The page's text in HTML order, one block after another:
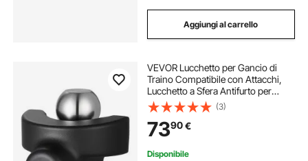
Aggiungi al carrello
VEVOR Lucchetto per Gancio di
Traino Compatibile con Attacchi,
Lucchetto a Sfera Antifurto per
Rimorchio per Impieghi Gravosi
con 3 Chiavi, Resistente allo Scasso
e agli Urti, Adatto per Camper
(3)
7390€
Disponibile